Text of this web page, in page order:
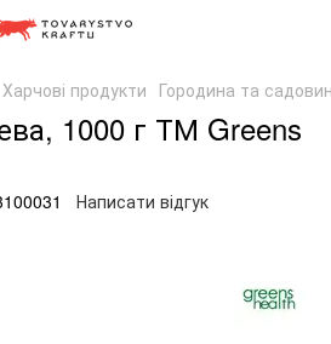
Харчові продукти Городина та
1000 г ТМ Greens
Написати відгук